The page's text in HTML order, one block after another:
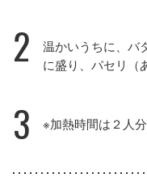
2
温かいうちに、バ
に盛り、パセリ（
3 ※加熱時間は２人